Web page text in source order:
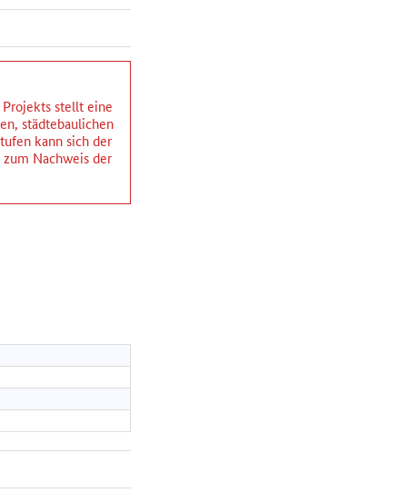
stellt eine
städtebaulichen
kann sich der
Nachweis der